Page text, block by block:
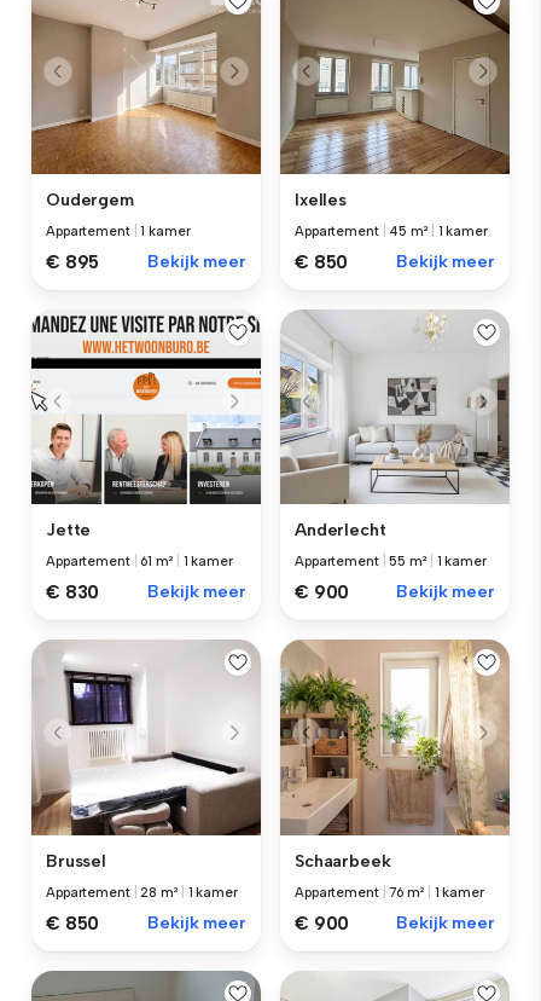
Oudergem
Appartement |1 kamer
€ 895 Bekijk meer
Ixelles
Appartement 45 m² 1 kamer
€ 850 Bekijk meer
Jette
Appartement 61 m² 1 kamer
€ 830 Bekijk meer
Anderlecht
Appartement |55 m² 1 kamer
€ 900 Bekijk meer
Brussel
Appartement 28 m² 1 kamer
€ 850 Bekijk meer
Schaarbeek
Appartement |76 m² 1 kamer
€ 900 Bekijk meer